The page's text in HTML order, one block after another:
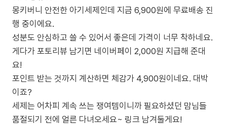
몽키버니 안전한 아기세제인데 지금 6,900원에 무료배송 진
행 중이에요.
성분도 안심하고 쓸 수 있어서 좋은데 가격이 너무 착하네요.
게다가 포토리뷰 남기면 네이버페이 2,000원 지급해 준대
요!
포인트 받는 것까지 계산하면 체감가 4,900원이네요. 대박
이죠?
세제는 어차피 계속 쓰는 쟁여템이니까 필요하셨던 맘님들
품절되기 전에 얼른 다녀오세요~ 링크 남겨둘게요!